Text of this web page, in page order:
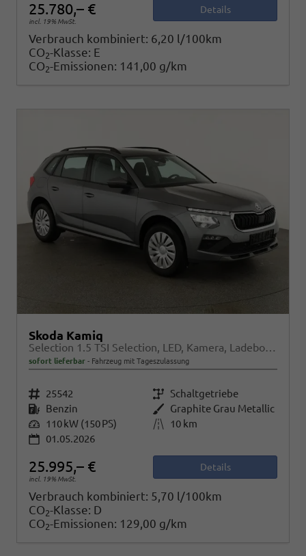
25.780,– €
incl. 19% MwSt.
Details
Verbrauch kombiniert: 6,20 l/100km
CO2-Klasse: E
CO2-Emissionen: 141,00 g/km
Skoda Kamiq
Selection 1.5 TSI Selection, LED, Kamera, Ladeboden, Winter
sofort lieferbar Fahrzeug mit Tageszulassung
Fahrzeugnr. 25542 Getriebe Schaltgetriebe
Kraftstoff Benzin Außenfarbe Graphite Grau Metallic
Leistung 110 kW (150 PS) Kilometerstand
10 km
01.05.2026
25.995,– €
incl. 19% MwSt.
Details
Verbrauch kombiniert: 5,70 l/100km
CO2-Klasse: D
CO2-Emissionen: 129,00 g/km